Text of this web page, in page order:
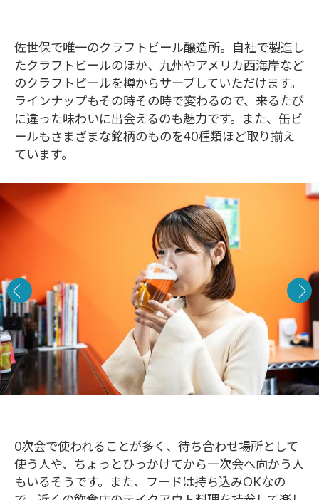
佐世保で唯一のクラフトビール醸造所。自社で製造し
たクラフトビールのほか、九州やアメリカ西海岸など
のクラフトビールを樽からサーブしていただけます。
ラインナップもその時その時で変わるので、来るたび
に違った味わいに出会えるのも魅力です。また、缶ビ
ールもさまざまな銘柄のものを40種類ほど取り揃え
ています。
0次会で使われることが多く、待ち合わせ場所として
使う人や、ちょっとひっかけてから一次会へ向かう人
もいるそうです。また、フードは持ち込みOKなの